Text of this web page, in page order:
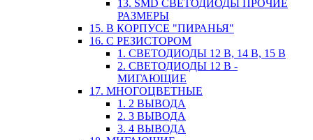
13. SMD СВЕТОДИОДЫ ПРОЧИЕ
РАЗМЕРЫ
15. В КОРПУСЕ "ПИРАНЬЯ"
16. С РЕЗИСТОРОМ
1. СВЕТОДИОДЫ 12 В, 14 В, 15 В
2. СВЕТОДИОДЫ 12 В -
МИГАЮЩИЕ
17. МНОГОЦВЕТНЫЕ
1. 2 ВЫВОДА
2. 3 ВЫВОДА
3. 4 ВЫВОДА